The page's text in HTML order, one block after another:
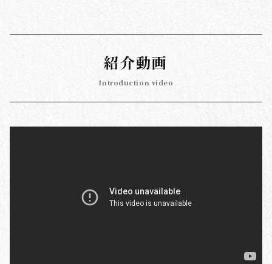
紹介動画
Introduction video